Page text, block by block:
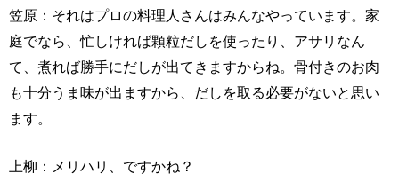
笠原：それはプロの料理人さんはみんなやっています。家
庭でなら、忙しければ顆粒だしを使ったり、アサリなん
て、煮れば勝手にだしが出てきますからね。骨付きのお肉
も十分うま味が出ますから、だしを取る必要がないと思い
ます。
上柳：メリハリ、ですかね？